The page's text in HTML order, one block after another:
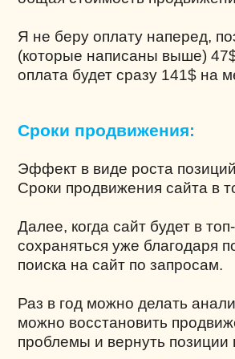
Я не беру оплату наперед,
(которые написаны выше)
оплата будет сразу 141$ на
Сроки продвижения:
Эффект в виде роста
Сроки продвижения сайта в
Далее, когда сайт будет в
сохраняться уже благодаря
поиска на сайт по запросам.
Раз в год можно делать
можно восстановить
проблемы и вернуть позиции